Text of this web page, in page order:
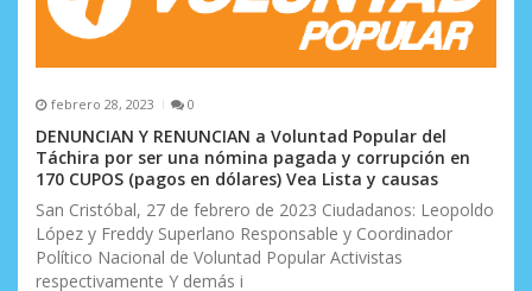
n
t
r
a
d
febrero 28, 2023 0
DENUNCIAN Y RENUNCIAN a Voluntad Popular del
Táchira por ser una nómina pagada y corrupción en
170 CUPOS (pagos en dólares) Vea Lista y causas
San Cristóbal, 27 de febrero de 2023 Ciudadanos: Leopoldo
López y Freddy Superlano Responsable y Coordinador
Político Nacional de Voluntad Popular Activistas
respectivamente Y demás i